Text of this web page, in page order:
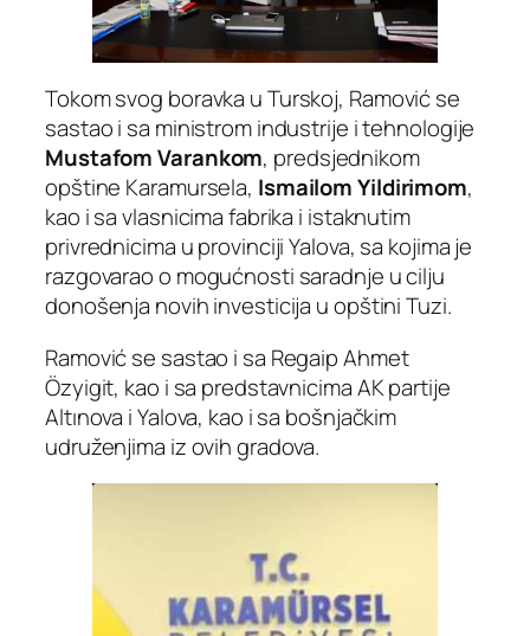
Tokom svog boravka u Turskoj, Ramović se
sastao i sa ministrom industrije i tehnologije
Mustafom Varankom, predsjednikom
opštine Karamursela, Ismailom Yildirimom,
kao i sa vlasnicima fabrika i istaknutim
privrednicima u provinciji Yalova, sa kojima je
razgovarao o mogućnosti saradnje u cilju
donošenja novih investicija u opštini Tuzi.
Ramović se sastao i sa Regaip Ahmet
Özyigit, kao i sa predstavnicima AK partije
Altınova i Yalova, kao i sa bošnjačkim
udruženjima iz ovih gradova.